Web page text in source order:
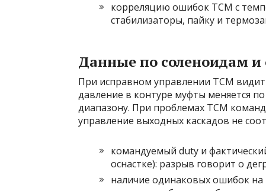
корреляцию ошибок TCM с
стабилизаторы, пайку и
Данные по соленоидам
При исправном управлении TCM
давление в контуре муфты меняется
диапазону. При проблемах TCM
управление выходных каскадов не
командуемый duty и
оснастке): разрыв говорит о
наличие одинаковых ошибок